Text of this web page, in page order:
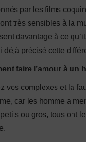
par les films
très sensibles à la
davantage à ce
déjà précisé cette
faire l’amour à un
vos complexes et la
car les homme
ou gros, tous ont